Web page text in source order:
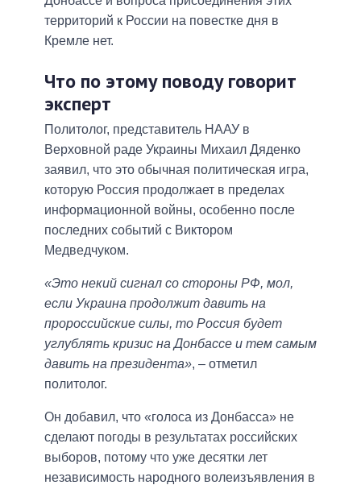
территорий к России на повестке дня в
Кремле нет.
Что по этому поводу говорит
эксперт
Политолог, представитель НААУ в
Верховной раде Украины Михаил Дяденко
заявил, что это обычная политическая игра,
которую Россия продолжает в пределах
информационной войны, особенно после
последних событий с Виктором
Медведчуком.
«Это некий сигнал со стороны РФ, мол,
если Украина продолжит давить на
пророссийские силы, то Россия будет
углублять кризис на Донбассе и тем самым
давить на президента», ‒ отметил
политолог.
Он добавил, что «голоса из Донбасса» не
сделают погоды в результатах российских
выборов, потому что уже десятки лет
независимость народного волеизъявления в